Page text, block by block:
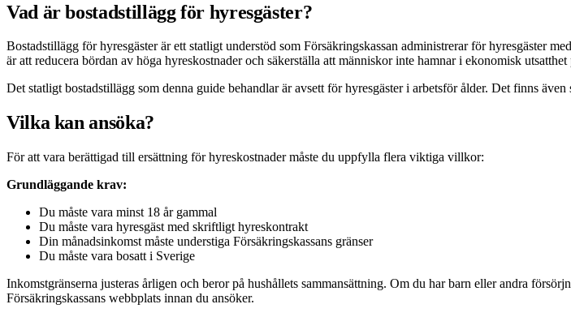
Vad är bostadstillägg för hyresgäster?
Bostadstillägg för hyresgäster är ett statligt understöd som Försäkringskassan administrerar för hyresgäster
är att reducera bördan av höga hyreskostnader och säkerställa att människor inte hamnar i ekonomisk
Det statligt bostadstillägg som denna guide behandlar är avsett för hyresgäster i arbetsför ålder. Det finns
Vilka kan ansöka?
För att vara berättigad till ersättning för hyreskostnader måste du uppfylla flera viktiga villkor:
Grundläggande krav:
Du måste vara minst 18 år gammal
Du måste vara hyresgäst med skriftligt hyreskontrakt
Din månadsinkomst måste understiga Försäkringskassans gränser
Du måste vara bosatt i Sverige
Inkomstgränserna justeras årligen och beror på hushållets sammansättning. Om du har barn eller andra
Försäkringskassans webbplats innan du ansöker.